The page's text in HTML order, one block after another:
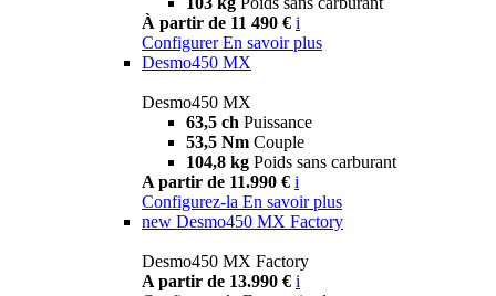
À partir de 11 490 € i
Configurer En savoir plus
Desmo450 MX
Desmo450 MX
63,5 ch Puissance
53,5 Nm Couple
104,8 kg Poids sans carburant
A partir de 11.990 € i
Configurez-la En savoir plus
new Desmo450 MX Factory
Desmo450 MX Factory
A partir de 13.990 € i